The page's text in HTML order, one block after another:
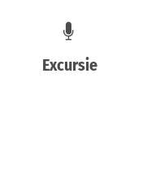
Excursie